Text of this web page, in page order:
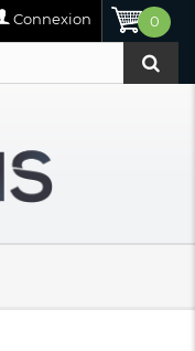
0
Connexion